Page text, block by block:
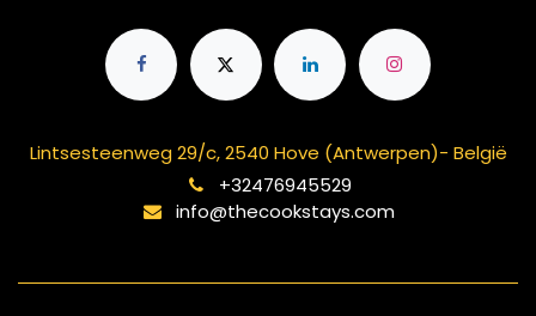
Lintsesteenweg 29/c, 2540 Hove (Antwerpen)- België
+32476945529
info@thecookstays.com